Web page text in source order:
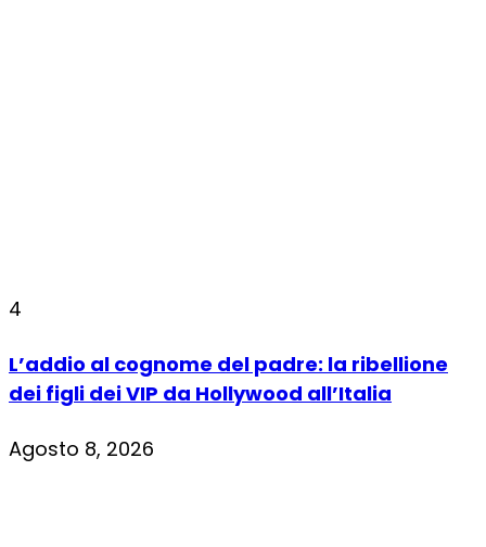
4
L’addio al cognome del padre: la ribellione
dei figli dei VIP da Hollywood all’Italia
Agosto 8, 2026